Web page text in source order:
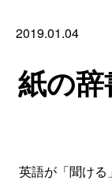
2019.01.04
紙の
英語が「聞け